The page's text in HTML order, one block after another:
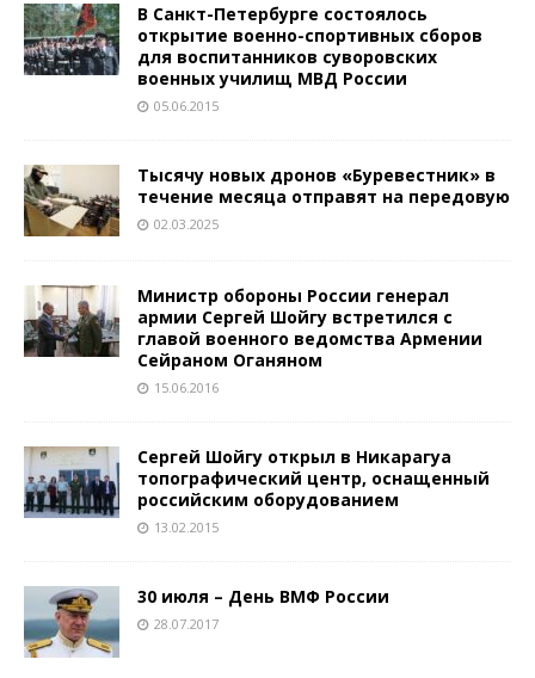
В Санкт-Петербурге состоялось
открытие военно-спортивных сборов
для воспитанников суворовских
военных училищ МВД России
05.06.2015
Тысячу новых дронов «Буревестник» в
течение месяца отправят на передовую
02.03.2025
Министр обороны России генерал
армии Сергей Шойгу встретился с
главой военного ведомства Армении
Сейраном Оганяном
15.06.2016
Сергей Шойгу открыл в Никарагуа
топографический центр, оснащенный
российским оборудованием
13.02.2015
30 июля – День ВМФ России
28.07.2017